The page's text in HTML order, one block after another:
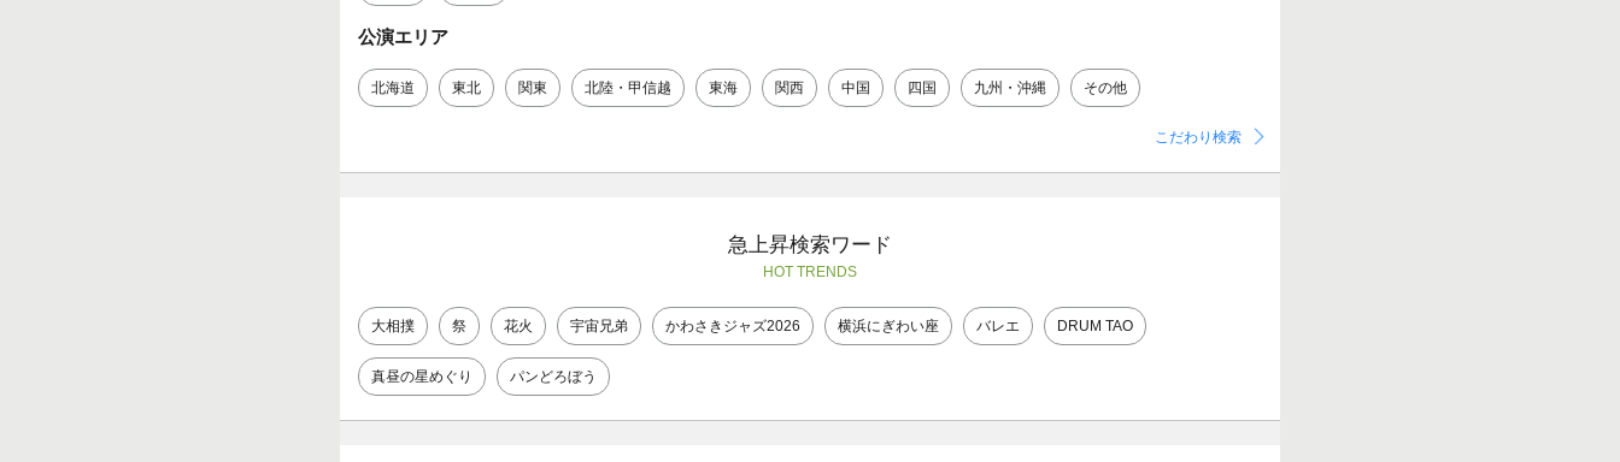
公演エリア
北海道 東北 関東 北陸・甲信越 東海 関西 中国 四国 九州・沖縄 その他
こだわり検索
急上昇検索ワード
HOT TRENDS
大相撲 祭 花火 宇宙兄弟 かわさきジャズ2026 横浜にぎわい座 バレエ DRUM TAO
真昼の星めぐり パンどろぼう